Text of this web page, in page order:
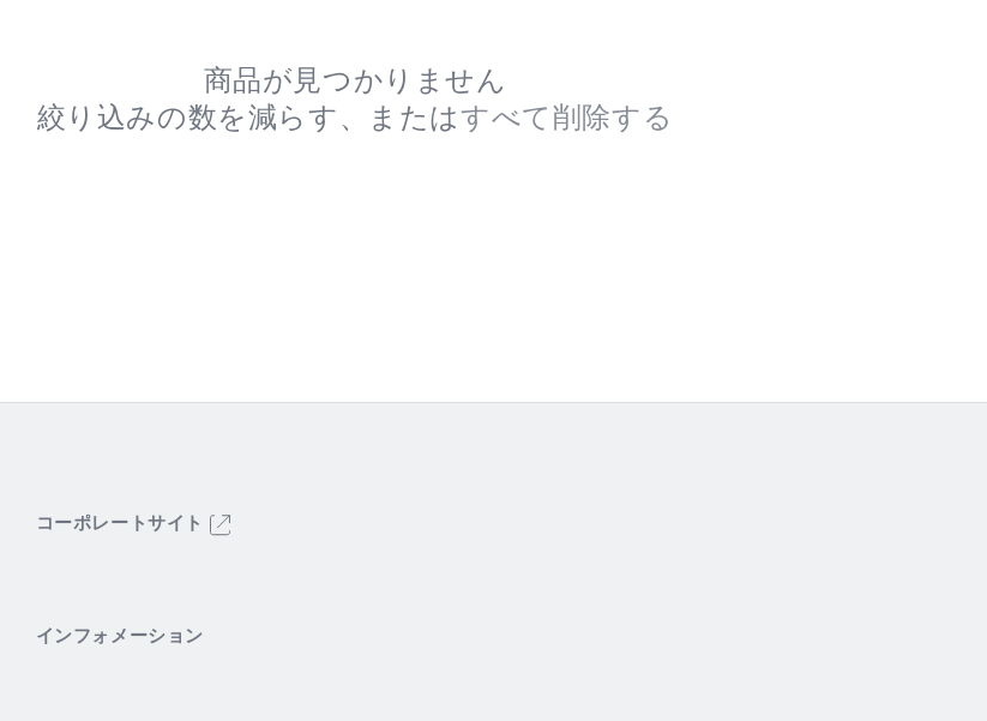
ン
商品が見つかりません
絞り込みの数を減らす、またはすべて削除する
コーポレートサイト
インフォメーション